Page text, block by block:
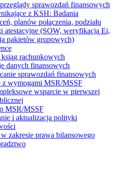
sprawozdań finansowych
z KSH: Badania
planów połączenia, podziału
atestacyjne (SOW, weryfikacja Ei,
pakietów grupowych)
rachunkowych
danych finansowych
sprawozdań finansowych
z wymogami MSR/MSSF
wsparcie w pierwszej
MSR/MSSF
i aktualizacja polityki
zakresie prawa bilansowego